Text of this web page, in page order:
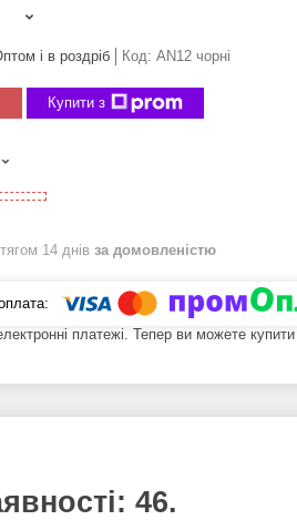
і в роздріб Код: AN12 чорні
Купити з
14 днів за домовленістю
платежі. Тепер ви можете
46.